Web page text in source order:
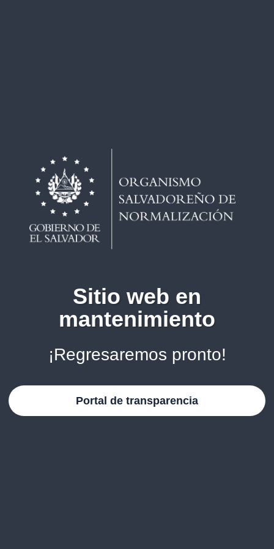
Sitio web en
mantenimiento
¡Regresaremos pronto!
Portal de transparencia